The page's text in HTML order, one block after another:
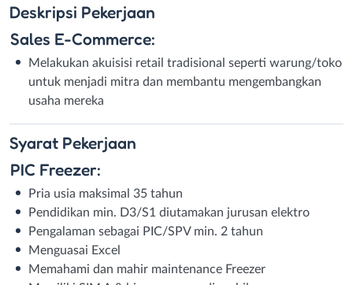
Deskripsi Pekerjaan
Sales E-Commerce:
Melakukan akuisisi retail tradisional seperti warung/toko
untuk menjadi mitra dan membantu mengembangkan
usaha mereka
Syarat Pekerjaan
PIC Freezer:
Pria usia maksimal 35 tahun
Pendidikan min. D3/S1 diutamakan jurusan elektro
Pengalaman sebagai PIC/SPV min. 2 tahun
Menguasai Excel
Memahami dan mahir maintenance Freezer